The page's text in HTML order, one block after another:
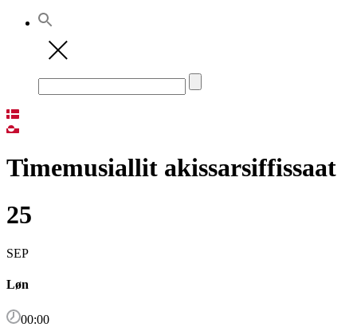
Timemusiallit akissarsiffissaat
25
SEP
Løn
00:00